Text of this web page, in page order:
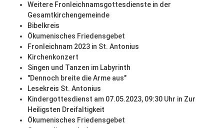
Weitere Fronleichnamsgottesdienste in der
Gesamtkirchengemeinde
Bibelkreis
Ökumenisches Friedensgebet
Fronleichnam 2023 in St. Antonius
Kirchenkonzert
Singen und Tanzen im Labyrinth
"Dennoch breite die Arme aus"
Lesekreis St. Antonius
Kindergottesdienst am 07.05.2023, 09:30 Uhr in Zur
Heiligsten Dreifaltigkeit
Ökumenisches Friedensgebet